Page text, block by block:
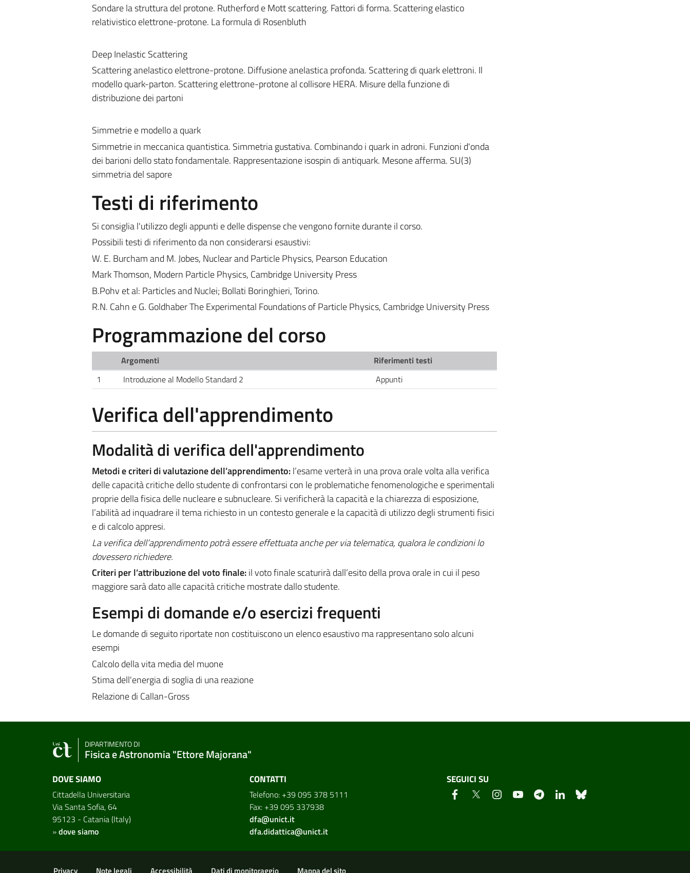
Sondare la struttura del protone. Rutherford e Mott scattering. Fattori di forma. Scattering elastico
relativistico elettrone-protone. La formula di Rosenbluth
Deep Inelastic Scattering
Scattering anelastico elettrone-protone. Diffusione anelastica profonda. Scattering di quark elettroni. Il
modello quark-parton. Scattering elettrone-protone al collisore HERA. Misure della funzione di
distribuzione dei partoni
Simmetrie e modello a quark
Simmetrie in meccanica quantistica. Simmetria gustativa. Combinando i quark in adroni. Funzioni d'onda
dei barioni dello stato fondamentale. Rappresentazione isospin di antiquark. Mesone afferma. SU(3)
simmetria del sapore
Testi di riferimento
Si consiglia l'utilizzo degli appunti e delle dispense che vengono fornite durante il corso.
Possibili testi di riferimento da non considerarsi esaustivi:
W. E. Burcham and M. Jobes, Nuclear and Particle Physics, Pearson Education
Mark Thomson, Modern Particle Physics, Cambridge University Press
B.Pohv et al: Particles and Nuclei; Bollati Boringhieri, Torino.
R.N. Cahn e G. Goldhaber The Experimental Foundations of Particle Physics, Cambridge University Press
Programmazione del corso
Argomenti
Riferimenti testi
1
Introduzione al Modello Standard 2 Appunti
Verifica dell'apprendimento
Modalità di verifica dell'apprendimento
Metodi e criteri di valutazione dell’apprendimento:l’esame verterà in una prova orale volta alla verifica
delle capacità critiche dello studente di confrontarsi con le problematiche fenomenologiche e sperimentali
proprie della fisica delle nucleare e subnucleare. Si verificherà la capacità e la chiarezza di esposizione,
l’abilità ad inquadrare il tema richiesto in un contesto generale e la capacità di utilizzo degli strumenti fisici
e di calcolo appresi.
La verifica dell’apprendimento potrà essere effettuata anche per via telematica, qualora le condizioni lo
dovessero richiedere.
Criteri per l’attribuzione del voto finale:il voto finale scaturirà dall’esito della prova orale in cui il peso
maggiore sarà dato alle capacità critiche mostrate dallo studente.
Esempi di domande e/o esercizi frequenti
Le domande di seguito riportate non costituiscono un elenco esaustivo ma rappresentano solo alcuni
esempi
Calcolo della vita media del muone
Stima dell'energia di soglia di una reazione
Relazione di Callan-Gross
DIPARTIMENTO DI
Fisica e Astronomia "Ettore Majorana"
DOVE SIAMO
Cittadella Universitaria
Via Santa Sofia, 64
95123 - Catania (Italy)
»dove siamo
CONTATTI
Telefono: +39 095 378 5111
Fax: +39 095 337938
dfa@unict.it
dfa.didattica@unict.it
SEGUICI SU
Privacy Note legali Accessibilità Dati di monitoraggio Mappa del sito